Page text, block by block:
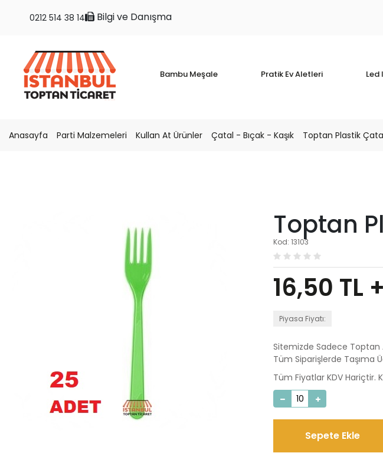
Bilgi ve Danışma
0212 514 38 14
Bambu Meşale Pratik Ev Aletleri Led
Anasayfa Parti Malzemeleri Kullan At Ürünler Çatal - Bıçak - Kaşık Toptan Plastik
Toptan
Kod: 13103
16,50 TL
Piyasa Fiyatı:
Sitemizde Sadece Toptan
Tüm Siparişlerde Taşıma
Tüm Fiyatlar KDV Hariçtir.
Sepete Ekle